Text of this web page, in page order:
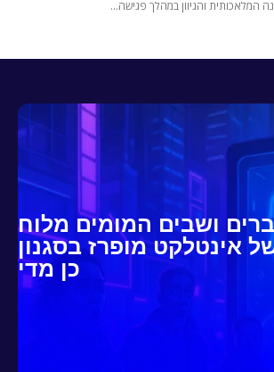
המלאכותית והגיוון במהלך פגישה...
ושבים המומים מלוח
אינטלקט מופרז בסגנון
כן מדי